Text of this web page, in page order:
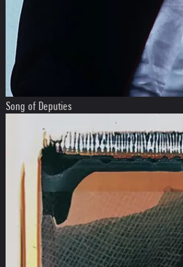
Song of Deputies